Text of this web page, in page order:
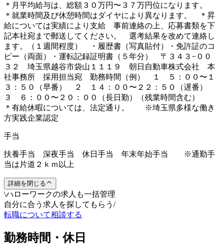
＊月平均給与は、総額３０万円〜３７万円位になります。
＊就業時間及び休憩時間はダイヤにより異なります。 ＊昇
給については実績により支給 事前連絡の上、応募書類を下
記本社宛まで郵送してください。 選考結果を改めて連絡し
ます。（１週間程度） ・履歴書（写真貼付）・免許証のコ
ピー（両面）・運転記録証明書（５年分） 〒３４３−００
３２ 埼玉県越谷市袋山１１１９ 朝日自動車株式会社 本
社事務所 採用担当宛 勤務時間（例） １ ５：００〜１
３：５０（早番） ２ １４：００〜２２：５０（遅番）
３ ６：００〜２０：００（長日勤）（残業時間含む）
＊有給休暇については、法定通り。 ※埼玉県多様な働き
方実践企業認定
手当
扶養手当 深夜手当 休日手当 年末年始手当 ※通勤手
当は片道２ｋｍ以上
詳細を閉じる
\ハローワークの求人も一括管理
自分に合う求人を探してもらう /
転職について相談する
勤務時間・休日